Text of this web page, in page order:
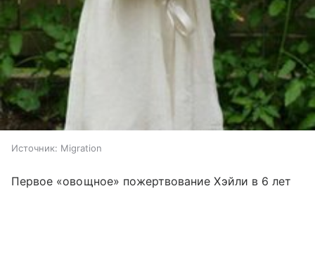
Источник: Migration
Первое «овощное» пожертвование Хэйли в 6 лет